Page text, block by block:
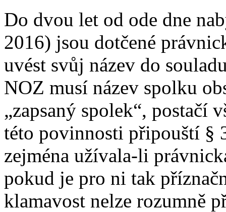
Do dvou let od ode dne
2016) jsou dotčené
uvést svůj název do
NOZ musí název spolku
„zapsaný spolek“, postačí
této povinnosti připouští §
zejména užívala-li
pokud je pro ni tak
klamavost nelze rozumně